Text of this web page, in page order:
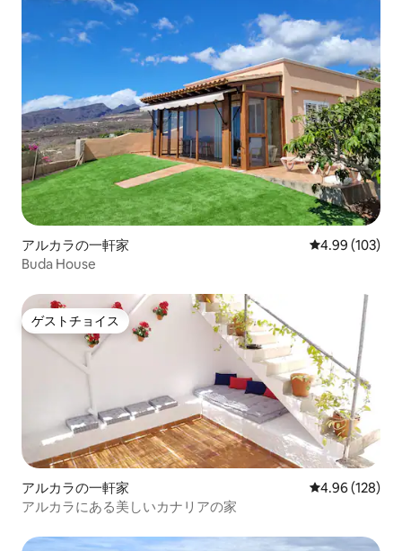
アルカラの一軒家 レビュー103
4.99 (103)
Buda House
ゲストチョイス
ゲストチョイス
アルカラの一軒家 レビュー128
4.96 (128)
アルカラにある美しいカナリアの家